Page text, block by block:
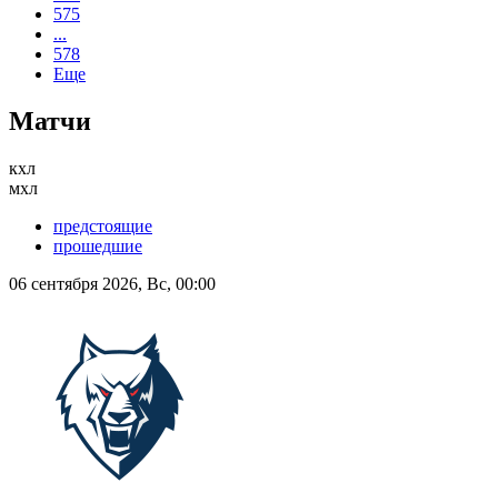
575
...
578
Еще
Матчи
кхл
мхл
предстоящие
прошедшие
06 сентября 2026, Вс, 00:00